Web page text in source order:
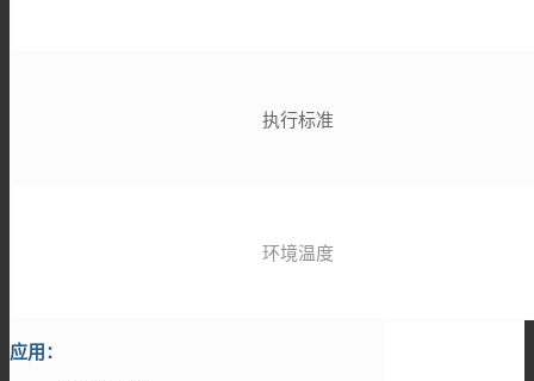
执行标准
环境温度
应用：